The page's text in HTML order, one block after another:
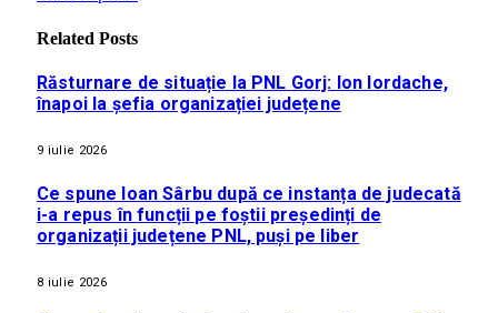
Related Posts
Răsturnare de situație la PNL Gorj: Ion Iordache,
înapoi la șefia organizației județene
9 iulie 2026
Ce spune Ioan Sârbu după ce instanța de judecată
i-a repus în funcții pe foștii președinți de
organizații județene PNL, puși pe liber
8 iulie 2026